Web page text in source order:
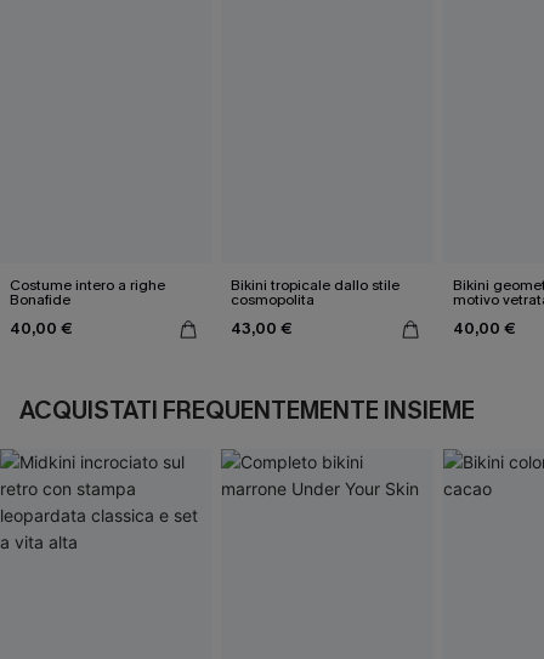
Costume intero a righe
Bonafide
40,00 €
Bikini tropicale dallo stile
cosmopolita
43,00 €
Bikini
motivo
40,00 €
ACQUISTATI FREQUENTEMENTE INSIEME